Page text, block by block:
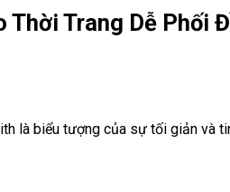
Thời Trang Dễ Phối
là biểu tượng của sự tối giản và